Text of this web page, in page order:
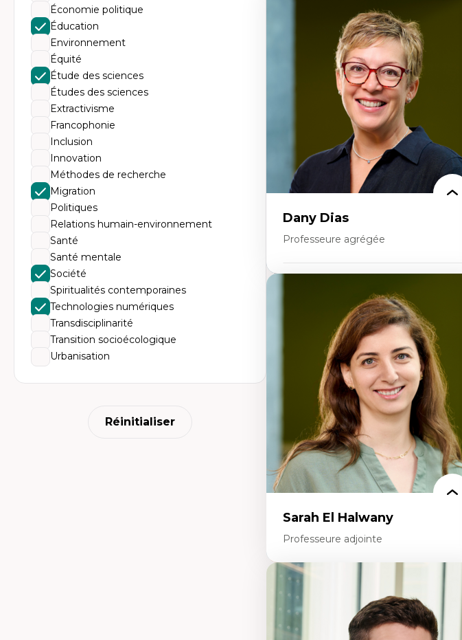
Économie politique
Éducation
Environnement
Équité
Étude des sciences
Études des sciences
Extractivisme
Francophonie
Inclusion
Innovation
Méthodes de recherche
Migration
Politiques
Relations humain-environnement
Santé
Santé mentale
Société
Spiritualités contemporaines
Technologies numériques
Transdisciplinarité
Transition socioécologique
Urbanisation
Réinitialiser
Théories du développement
Économie politique comparée
Élites économiques
Sociologie économique
Extractivisme
Classes sociales
Mouvements sociaux
Théories de l’État
Dany Dias
Professeure agrégée
Pédagogies critiques et justice sociale
Éthique relationnelle et sollicitude en
Décolonisation et autochtonisation de la
formation à l’enseignement
Littératie et didactique du français
Éducation inclusive
Formation à l’enseignement en contexte
francophone minoritaire
Identité linguistique et culturelle
Recherche-action et approches
participatives
Leadership éducatif et pratiques réflexives
Éducation durable et bien-être en
enseignement
Sarah El Halwany
Professeure adjointe
Expertises
Les apports pédagogiques des théories de
l'affect, du posthumanisme, du féminisme
dans l'éducation aux sciences
L'apprentissage des sciences/STIM dans une